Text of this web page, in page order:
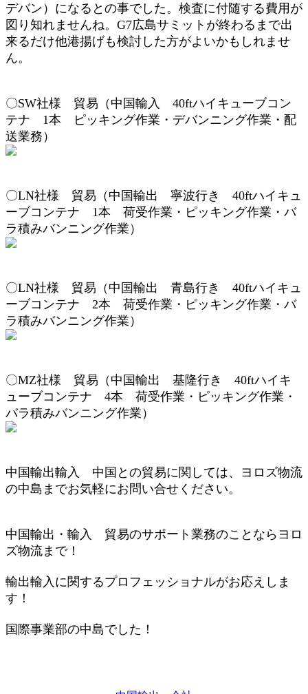
デバン）になるとの事でした。検査に付随する費用が
図り知れませんね。G7広島サミットが終わるまで出
来るだけ他港揚げも検討した方がよいかもしれませ
ん。
〇SW社様 貿易（ 中国輸入 40ftハイキューブコン
テナ 1本 ピッキング作業・デバンニング作業 ・配
送業務 ）
〇LN社様 貿易（ 中国輸出 寧波行き 40ftハイキュ
ーブコンテナ 1本
荷受作業・ ピッキング作業 ・バ
ラ積みバンニング作業 ）
〇LN社様 貿易（ 中国輸出 青島行き 40ftハイキュ
ーブコンテナ 2本
荷受作業・ ピッキング作業 ・バ
ラ積みバンニング作業 ）
〇MZ社様 貿易（ 中国輸出 基隆行き 40ftハイキ
ューブコンテナ 4本
荷受作業・ ピッキング作業 ・
バラ積みバンニング作業 ）
中国輸出輸入 中国との貿易に関しては、ヨロズ物流
の中島までお気軽にお問い合せください。
中国輸出・輸入 貿易のサポート業務のことならヨロ
ズ物流まで！
輸出輸入に関するプロフェッショナルがお応えしま
す！
国際事業部の中島でした！